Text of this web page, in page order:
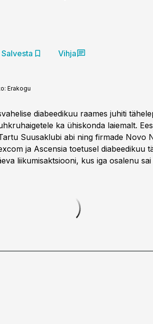
Salvesta Vihja
Erakogu
diabeedikuu raames juhiti
ka ühiskonda laiemalt.
Suusaklubi abi ning firmade Novo
ja Ascensia toetusel diabeedikuu
liikumisaktsiooni, kus iga osalenu